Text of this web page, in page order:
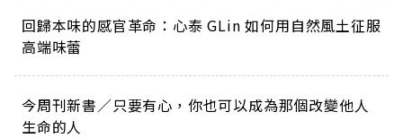
回歸本味的感官革命：心泰 GLin 如何用自然風土征服
高端味蕾
今周刊新書／只要有心，你也可以成為那個改變他人
生命的人